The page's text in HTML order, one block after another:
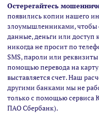
Остерегайтесь
появились копии нашего
злоумышленниками,
данные, деньги или
никогда не просит по
SMS, пароли или
помощью перевода на
выставляется счет. Наш
другими банками мы не
только с помощью сервиса
ПАО Сбербанк).